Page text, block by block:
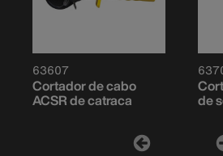
63607
Cortador de cabo
ACSR de catraca de